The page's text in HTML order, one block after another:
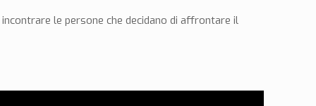
le persone che decidano di affrontare il